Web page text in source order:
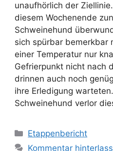
unaufhörlich der
diesem Wochenende
Schweinehund
sich spürbar bemerkbar
einer Temperatur nur
Gefrierpunkt nicht nach
drinnen auch noch
ihre Erledigung
Schweinehund verlor
Kategorien
Etappenbericht
Kommentar